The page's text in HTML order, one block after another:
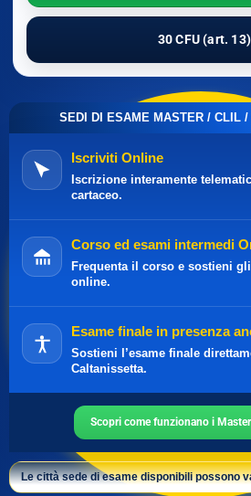
30 CFU (art. 13)
SEDI DI ESAME MASTER / CLIL /
Iscriviti Online
Iscrizione interamente
cartaceo.
Corso ed esami intermedi
Frequenta il corso e sostieni
online.
Esame finale in presenza
Sostieni l’esame finale
Caltanissetta.
Scopri come funzionano i
Le città sede di esame disponibili possono